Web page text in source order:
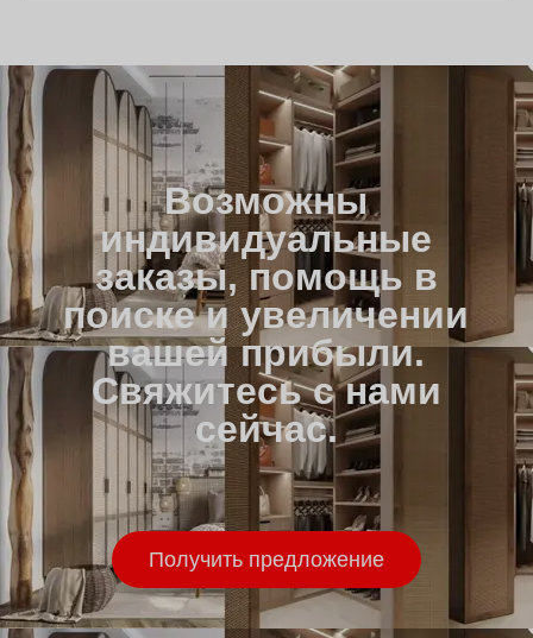
Возможны
индивидуальные
заказы, помощь в
поиске и увеличении
вашей прибыли.
Свяжитесь с нами
сейчас.
Получить предложение